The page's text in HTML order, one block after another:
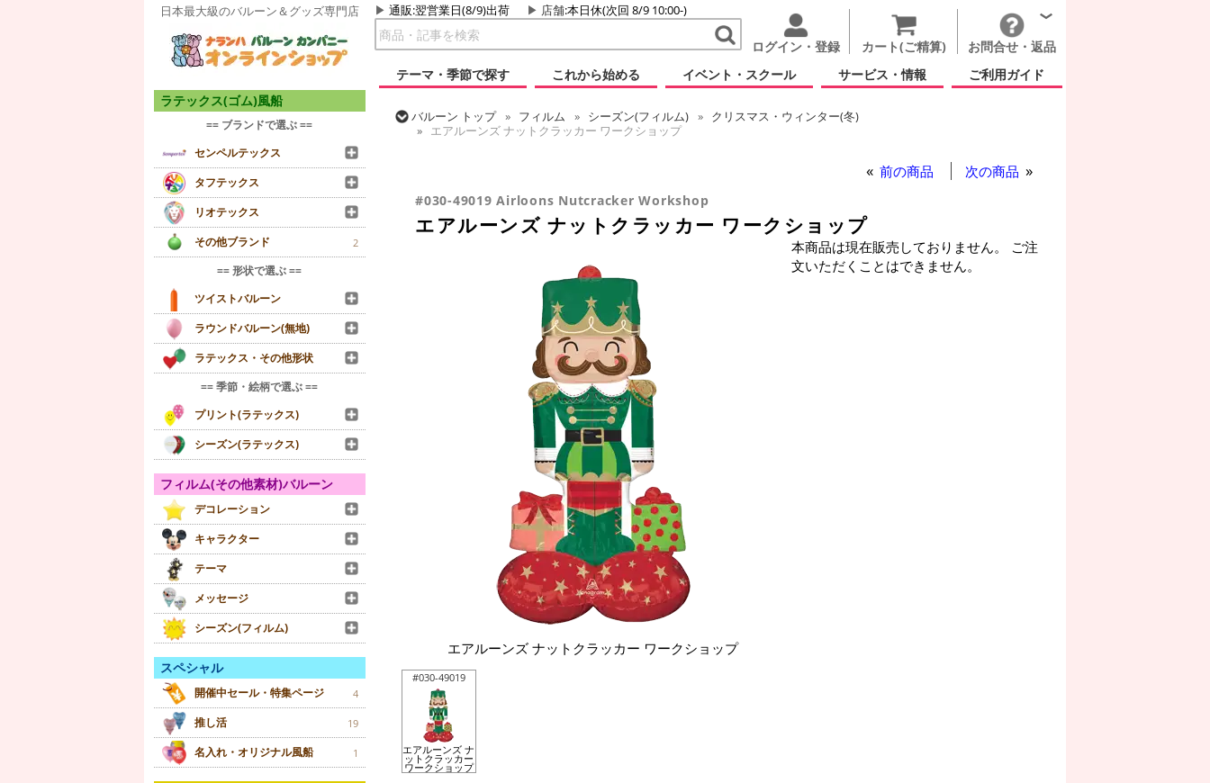
日本最大級のバルーン＆グッズ専門店 通販:翌営業日(8/9)出荷 店舗:本日休(次回 8/9 10:00-)
ログイン・登録 カート(ご精算)
お問合せ・返品
テーマ・季節で探す
これから始める イベント・スクール サービス・情報 ご利用ガイド
ラテックス(ゴム)風船
== ブランドで選ぶ ==
センペルテックス
タフテックス
リオテックス
その他ブランド
2
== 形状で選ぶ ==
ツイストバルーン
ラウンドバルーン(無地)
ラテックス・その他形状
== 季節・絵柄で選ぶ ==
プリント(ラテックス)
シーズン(ラテックス)
フィルム(その他素材)バルーン
デコレーション
キャラクター
テーマ
メッセージ
シーズン(フィルム)
スペシャル
開催中セール・特集ページ 4
推し活 19
名入れ・オリジナル風船 1
バルーン トップ フィルム シーズン(フィルム)
クリスマス・ウィンター(冬)
エアルーンズ ナットクラッカー ワークショップ
前の商品 次の商品
#030-49019 Airloons Nutcracker Workshop
エアルーンズ ナットクラッカー ワークショップ
エアルーンズ ナットクラッカー ワークショップ
#030-49019
エアルーンズ ナ
ットクラッカー
ワークショップ
本商品は現在販売しておりません。 ご注
文いただくことはできません。